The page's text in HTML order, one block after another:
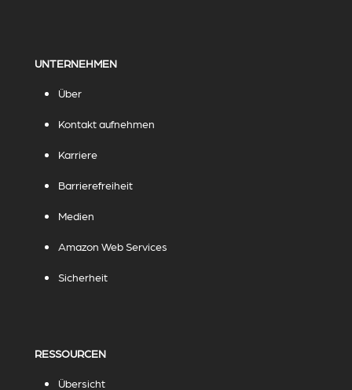
UNTERNEHMEN
Über
Kontakt aufnehmen
Karriere
Barrierefreiheit
Medien
Amazon Web Services
Sicherheit
RESSOURCEN
Übersicht